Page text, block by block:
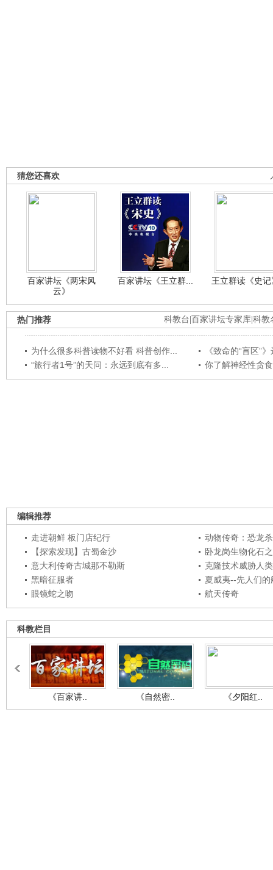
猜您还喜欢
百家讲坛《两宋风
云》
百家讲坛《王立群... 王立群读《史
科教台 百家讲坛专家库 科教
热门推荐
为什么很多科普读物不好看 科普创作...
《致命的“盲区”
“旅行者1号”的天问：永远到底有多...
你了解神经性贪
编辑推荐
走进朝鲜 板门店纪行
动物传奇：恐龙
【探索发现】古蜀金沙
卧龙岗生物化石
意大利传奇古城那不勒斯
克隆技术威胁人
黑暗征服者
夏威夷--先人们的
眼镜蛇之吻
航天传奇
科教栏目
《百家讲.. 《自然密.. 《夕阳红..